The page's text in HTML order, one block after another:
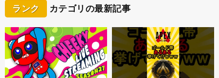
ランク カテゴリの最新記事